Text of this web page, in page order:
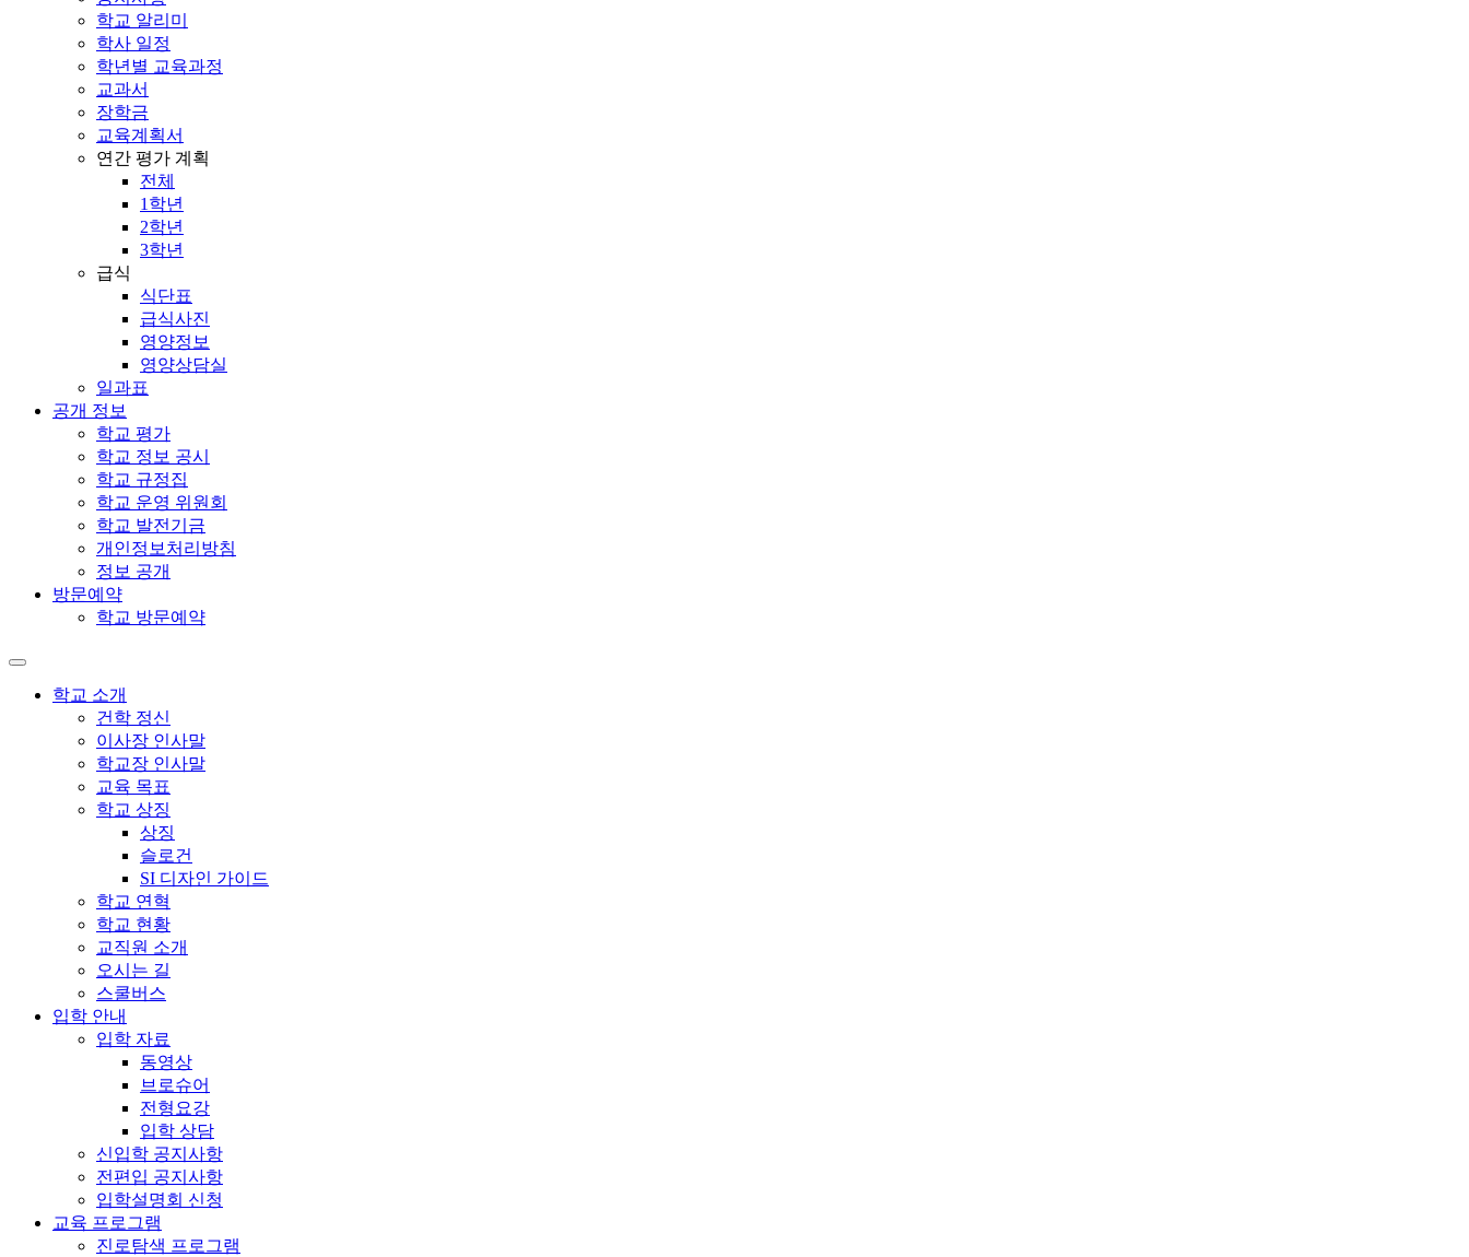
학교 알리미
학사 일정
학년별 교육과정
교과서
장학금
교육계획서
연간 평가 계획
전체
1학년
2학년
3학년
급식
식단표
급식사진
영양정보
영양상담실
일과표
공개 정보
학교 평가
학교 정보 공시
학교 규정집
학교 운영 위원회
학교 발전기금
개인정보처리방침
정보 공개
방문예약
학교 방문예약
학교 소개
건학 정신
이사장 인사말
학교장 인사말
교육 목표
학교 상징
상징
슬로건
SI 디자인 가이드
학교 연혁
학교 현황
교직원 소개
오시는 길
스쿨버스
입학 안내
입학 자료
동영상
브로슈어
전형요강
입학 상담
신입학 공지사항
전편입 공지사항
입학설명회 신청
교육 프로그램
진로탐색 프로그램